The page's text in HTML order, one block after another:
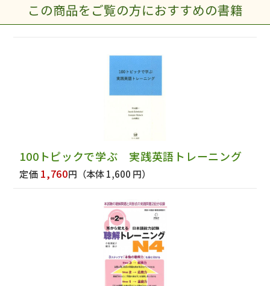
この商品をご覧の方におすすめの書籍
100トピックで学ぶ 実践英語トレーニング
定価 1,760円 （本体 1,600 円）